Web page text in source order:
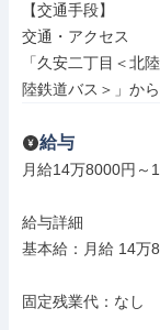
【交通手段】
交通・アクセス
「久安二丁目＜北
陸鉄道バス＞」か
給与
月給14万8000円～
給与詳細
基本給：月給 14万
固定残業代：なし